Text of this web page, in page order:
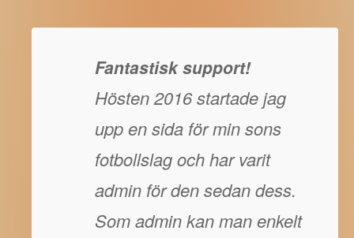
Fantastisk support!
Hösten 2016 startade jag
upp en sida för min sons
fotbollslag och har varit
admin för den sedan dess.
Som admin kan man enkelt